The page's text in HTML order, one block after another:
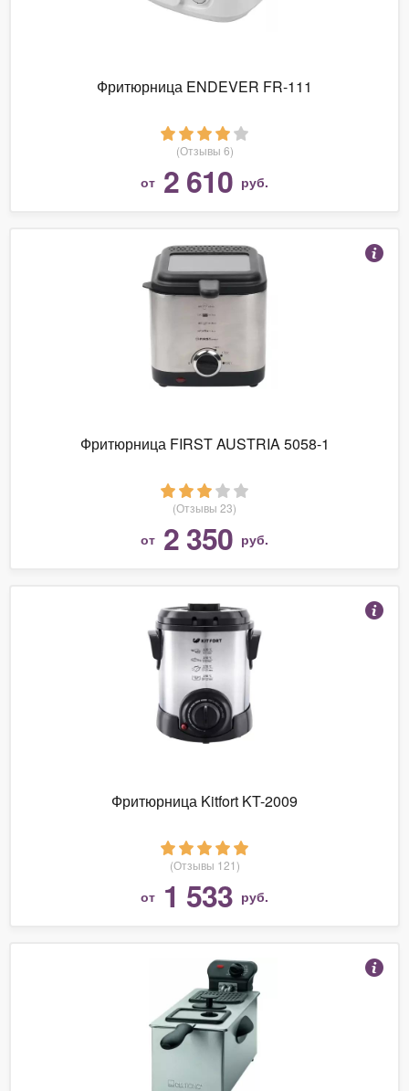
Фритюрница ENDEVER FR-111
(Отзывы 6)
от 2 610 руб.
Фритюрница FIRST AUSTRIA 5058-1
(Отзывы 23)
от 2 350 руб.
Фритюрница Kitfort KT-2009
(Отзывы 121)
от 1 533 руб.